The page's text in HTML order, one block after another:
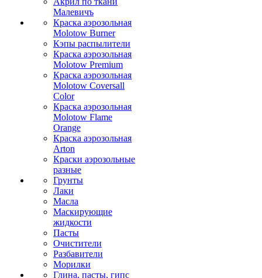
Малевичъ
Краска аэрозольная
Molotow Burner
Кэпы распылители
Краска аэрозольная
Molotow Premium
Краска аэрозольная
Molotow Coversall
Color
Краска аэрозольная
Molotow Flame
Orange
Краска аэрозольная
Arton
Краски аэрозольные
разные
Грунты
Лаки
Масла
Маскирующие
жидкости
Пасты
Очистители
Разбавители
Морилки
Глина, пасты, гипс